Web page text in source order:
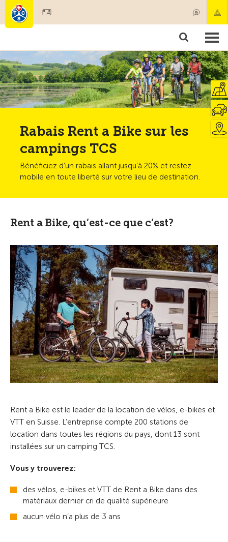
Membres & prestations
Tests, sécurité & santé
Rabais Rent a Bike sur les
campings TCS
Bénéficiez d’un rabais allant jusqu’à 20% et restez
mobile en toute liberté sur votre lieu de destination.
Rent a Bike, qu’est-ce que c’est?
Rent a Bike est le leader de la location de vélos, e-bikes et
VTT en Suisse. L’entreprise compte 200 stations de
location dans toutes les régions du pays, dont 13 sont
installées sur un camping TCS.
Vous y trouverez:
des vélos, e-bikes et VTT de Rent a Bike dans des
matériaux dernier cri de qualité supérieure
aucun vélo n’a plus de 3 ans